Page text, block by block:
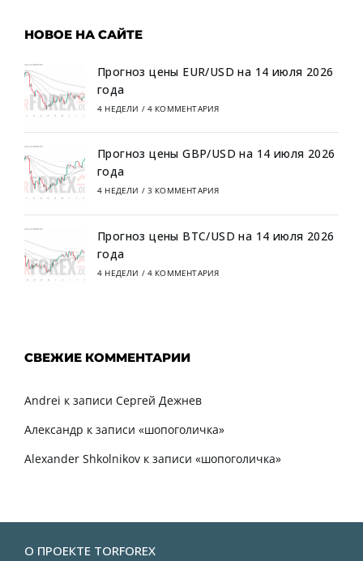
НОВОЕ НА САЙТЕ
Прогноз цены EUR/USD на 14 июля 2026
года
4 НЕДЕЛИ / 4 КОММЕНТАРИЯ
Прогноз цены GBP/USD на 14 июля 2026
года
4 НЕДЕЛИ / 3 КОММЕНТАРИЯ
Прогноз цены BTC/USD на 14 июля 2026
года
4 НЕДЕЛИ / 4 КОММЕНТАРИЯ
СВЕЖИЕ КОММЕНТАРИИ
Andrei к записи Сергей Дежнев
Александр к записи «шопоголичка»
Alexander Shkolnikov к записи «шопоголичка»
О ПРОЕКТЕ TORFOREX